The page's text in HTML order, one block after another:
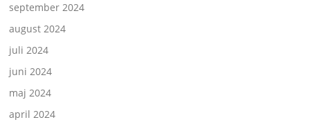
september 2024
august 2024
juli 2024
juni 2024
maj 2024
april 2024